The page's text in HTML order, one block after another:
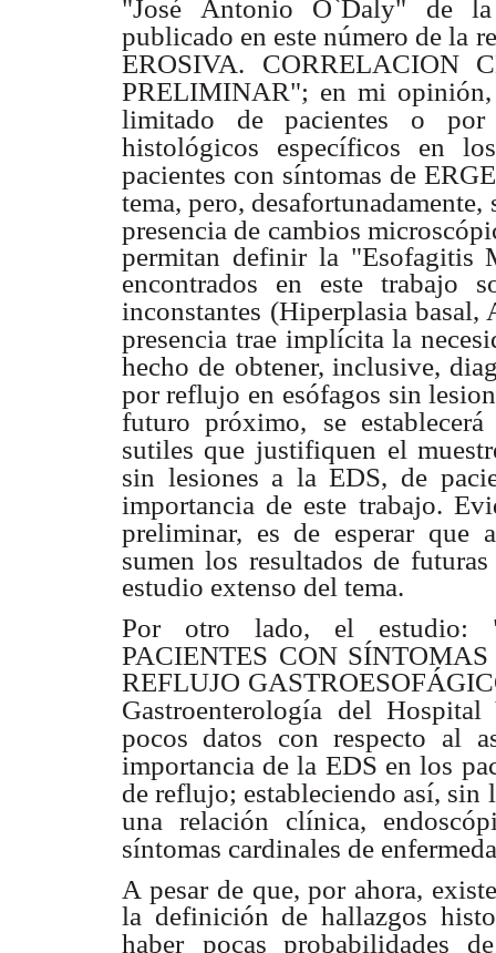
"José Antonio O`Daly" de
publicado en este número de la
EROSIVA. CORRELACION
PRELIMINAR"; en mi
limitado de pacientes o
histológicos específicos en
pacientes con síntomas de
tema, pero,
presencia de cambios
permitan definir la "Esofagitis
encontrados en este trabajo
inconstantes (Hiperplasia basal,
presencia trae implícita la
hecho de obtener, inclusive,
por reflujo en esófagos sin
futuro próximo,
se
sutiles que justifiquen el
sin lesiones a la EDS, de
importancia de este trabajo.
preliminar, es de esperar que
sumen los resultados de
estudio extenso del tema.
Por otro lado, el estudio:
PACIENTES CON
REFLUJO
Gastroenterología del Hospital
pocos datos con respecto al
importancia de la EDS en los
de reflujo; estableciendo así, sin
una relación clínica,
síntomas cardinales de
A pesar de que, por ahora,
la definición de hallazgos
haber
pocas probabilidades